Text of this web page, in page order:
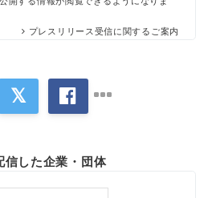
プレスリリース受信に関するご案内
信した企業・団体